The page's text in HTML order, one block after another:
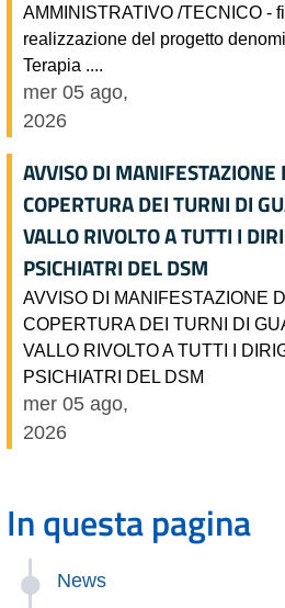
AMMINISTRATIVO /TECNICO -
realizzazione del progetto
Terapia ....
mer 05 ago,
2026
AVVISO DI
COPERTURA DEI TURNI DI
VALLO RIVOLTO A TUTTI I
PSICHIATRI DEL DSM
AVVISO DI MANIFESTAZIONE
COPERTURA DEI TURNI DI
VALLO RIVOLTO A TUTTI I
PSICHIATRI DEL DSM
mer 05 ago,
2026
In questa pagina
News